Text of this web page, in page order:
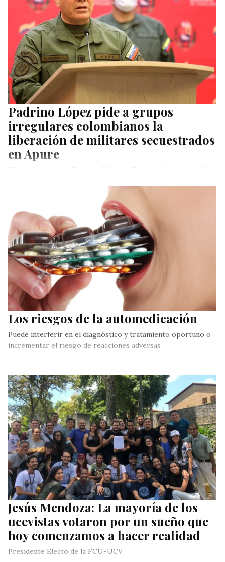
Padrino López pide a grupos
irregulares colombianos la
liberación de militares secuestrados
en Apure
los captores de ocho oficiales de la FANB «la preservación de
sus vidas e integridad física». Dijo además que ya se han
«establecido los contactos conducentes a su pronta
liberación»
Los riesgos de la automedicación
Puede interferir en el diagnóstico y tratamiento oportuno o
incrementar el riesgo de reacciones adversas
Jesús Mendoza: La mayoría de los
ucevistas votaron por un sueño que
hoy comenzamos a hacer realidad
Presidente Electo de la FCU-UCV